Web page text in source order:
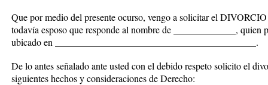
Que por medio del presente ocurso, vengo a solicitar el
todavía esposo que responde al nombre de _____________, quien
ubicado en __________________________________________.
De lo antes señalado ante usted con el debido respeto solicito el
siguientes hechos y consideraciones de Derecho: